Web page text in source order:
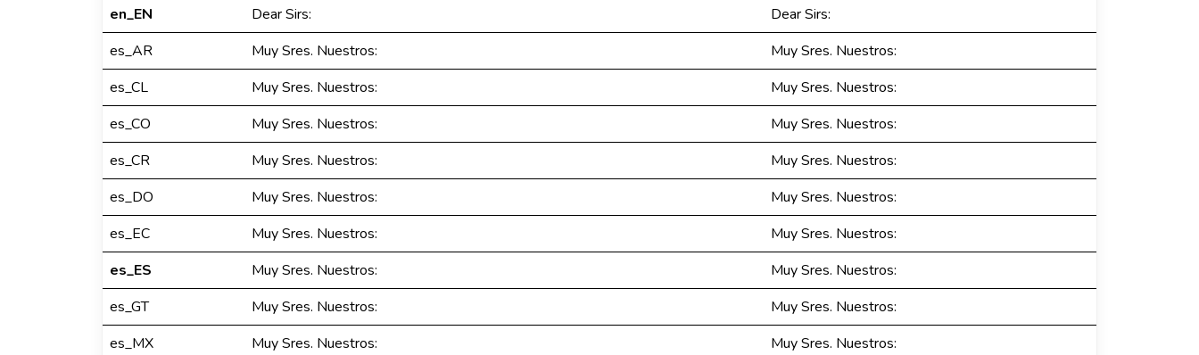
en_EN
Dear Sirs:
Dear Sirs:
es_AR
Muy Sres. Nuestros:
Muy Sres. Nuestros:
es_CL
Muy Sres. Nuestros:
Muy Sres. Nuestros:
es_CO
Muy Sres. Nuestros:
Muy Sres. Nuestros:
es_CR
Muy Sres. Nuestros:
Muy Sres. Nuestros:
es_DO
Muy Sres. Nuestros:
Muy Sres. Nuestros:
es_EC
Muy Sres. Nuestros:
Muy Sres. Nuestros:
es_ES
Muy Sres. Nuestros:
Muy Sres. Nuestros:
es_GT
Muy Sres. Nuestros:
Muy Sres. Nuestros:
es_MX
Muy Sres. Nuestros:
Muy Sres. Nuestros: